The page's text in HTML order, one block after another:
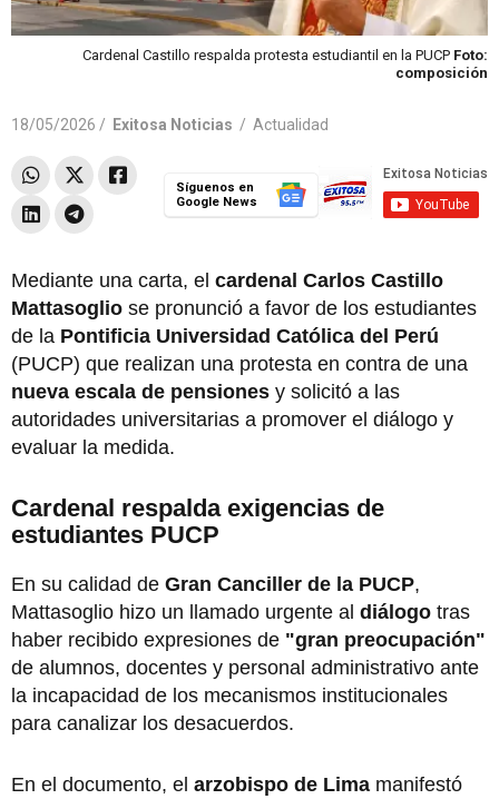
Cardenal Castillo respalda protesta estudiantil en la PUCP Foto:
composición
18/05/2026 / Exitosa Noticias / Actualidad
Síguenos en
Google News
Mediante una carta, el cardenal Carlos Castillo
Mattasoglio se pronunció a favor de los estudiantes
de la Pontificia Universidad Católica del Perú
(PUCP) que realizan una protesta en contra de una
nueva escala de pensiones y solicitó a las
autoridades universitarias a promover el diálogo y
evaluar la medida.
Cardenal respalda exigencias de
estudiantes PUCP
En su calidad de Gran Canciller de la PUCP,
Mattasoglio hizo un llamado urgente al diálogo tras
haber recibido expresiones de "gran preocupación"
de alumnos, docentes y personal administrativo ante
la incapacidad de los mecanismos institucionales
para canalizar los desacuerdos.
En el documento, el arzobispo de Lima manifestó